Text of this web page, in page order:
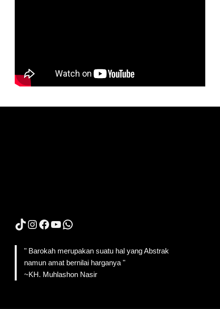
TikTok
Instagram
Facebook
YouTube
WhatsApp
" Barokah merupakan suatu hal yang Abstrak
namun amat bernilai harganya "
~KH. Muhlashon Nasir